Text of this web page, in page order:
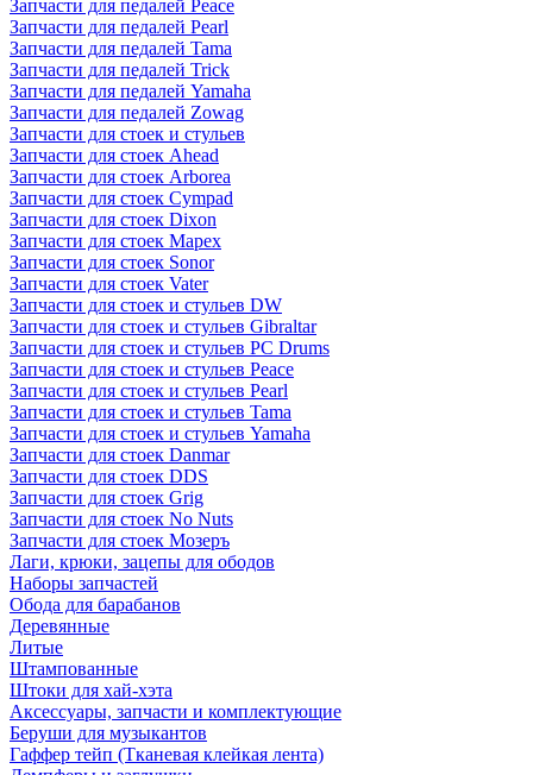
Запчасти для педалей Peace
Запчасти для педалей Pearl
Запчасти для педалей Tama
Запчасти для педалей Trick
Запчасти для педалей Yamaha
Запчасти для педалей Zowag
Запчасти для стоек и стульев
Запчасти для стоек Ahead
Запчасти для стоек Arborea
Запчасти для стоек Cympad
Запчасти для стоек Dixon
Запчасти для стоек Mapex
Запчасти для стоек Sonor
Запчасти для стоек Vater
Запчасти для стоек и стульев DW
Запчасти для стоек и стульев Gibraltar
Запчасти для стоек и стульев PC Drums
Запчасти для стоек и стульев Peace
Запчасти для стоек и стульев Pearl
Запчасти для стоек и стульев Tama
Запчасти для стоек и стульев Yamaha
Запчасти для стоек Danmar
Запчасти для стоек DDS
Запчасти для стоек Grig
Запчасти для стоек No Nuts
Запчасти для стоек Мозеръ
Лаги, крюки, зацепы для ободов
Наборы запчастей
Обода для барабанов
Деревянные
Литые
Штампованные
Штоки для хай-хэта
Аксессуары, запчасти и комплектующие
Беруши для музыкантов
Гаффер тейп (Тканевая клейкая лента)